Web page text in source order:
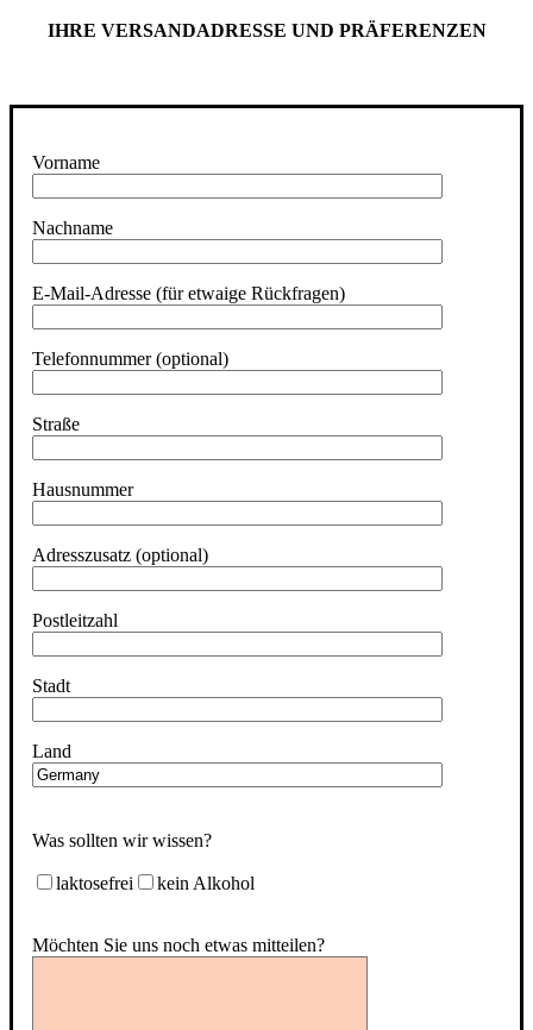
IHRE VERSANDADRESSE UND PRÄFERENZEN
Vorname
Nachname
E-Mail-Adresse (für etwaige Rückfragen)
Telefonnummer (optional)
Straße
Hausnummer
Adresszusatz (optional)
Postleitzahl
Stadt
Land
Was sollten wir wissen?
laktosefrei kein Alkohol
Möchten Sie uns noch etwas mitteilen?